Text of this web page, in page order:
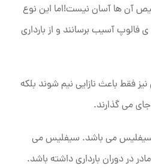
آن ها آسان نیست!اما این نوع
فالوپ آسیب برسانند و از بارداری
فقط باعث نازایی نیم شوند بلکه
جای می گذارند.
سیفلیس می باشد. سیفلیس می
در دوران بارداری داشته باشد.